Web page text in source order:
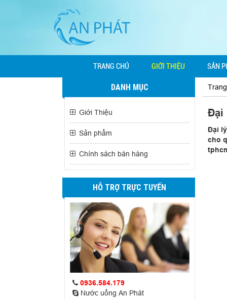
TRANG CHỦ GIỚI THIỆU SẢN
DANH MỤC
Giới Thiệu
Sản phẩm
Chính sách bán hàng
HỖ TRỢ TRỰC TUYẾN
0936.584.179
Nước uống An Phát
Đại
Đại
cho